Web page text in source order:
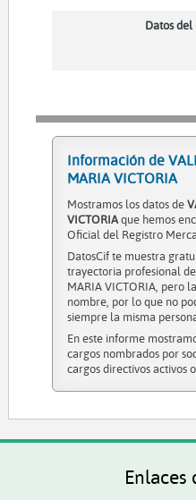
Datos
Información de
MARIA VICTORIA
Mostramos los datos de
VICTORIAque hemos
Oficial del Registro
DatosCif te muestra
trayectoria profesional de
MARIA VICTORIA, pero
nombre, por lo que no
siempre la misma
En este informe
cargos nombrados por
cargos directivos activos
Enlaces